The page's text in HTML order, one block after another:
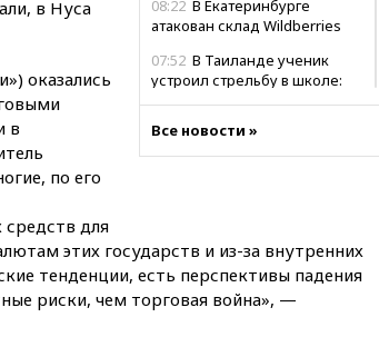
08:22 В Екатеринбурге
атакован склад Wildberries
07:52 В Таиланде ученик
устроил стрельбу в школе:
07:00 Лесной пожар в 30
километрах от Ванкувера
вреде психическому
здоровью детей
05:51 Трамп подписал указ
Все новости »
в Нуса
оказались
в
по его
для
этих государств и из-за внутренних
тенденции, есть перспективы падения
риски, чем торговая война», —